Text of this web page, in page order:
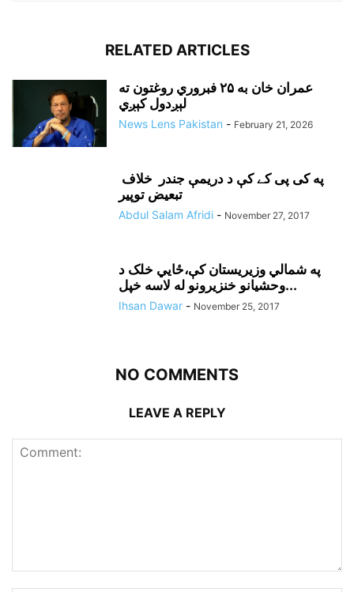
RELATED ARTICLES
عمران خان به ۲۵ فبروري روغتون ته
لېږدول کېږي
News Lens Pakistan - February 21, 2026
په کی پی کے کې د دريمې جندر خلاف
تبعيض توپير
Abdul Salam Afridi - November 27, 2017
په شمالي وزيريستان کې،ځايي خلک د
وحشيانو خنزيرونو له لاسه خپل...
Ihsan Dawar - November 25, 2017
NO COMMENTS
LEAVE A REPLY